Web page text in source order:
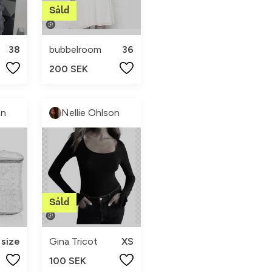
38 bubbelroom
36
200 SEK
Nellie Ohlson
Gina Tricot
XS
100 SEK